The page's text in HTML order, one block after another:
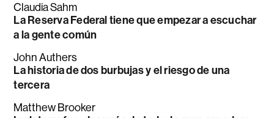
Claudia Sahm
La Reserva Federal tiene que empezar a escuchar
a la gente común
John Authers
La historia de dos burbujas y el riesgo de una
tercera
Matthew Brooker